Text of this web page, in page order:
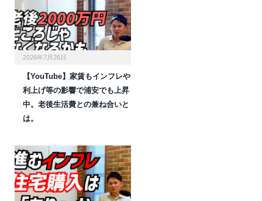
2026年7月26日
【YouTube】家賃もインフレや
利上げ等の影響で浦安でも上昇
中。老後生活費との兼ね合いと
は。